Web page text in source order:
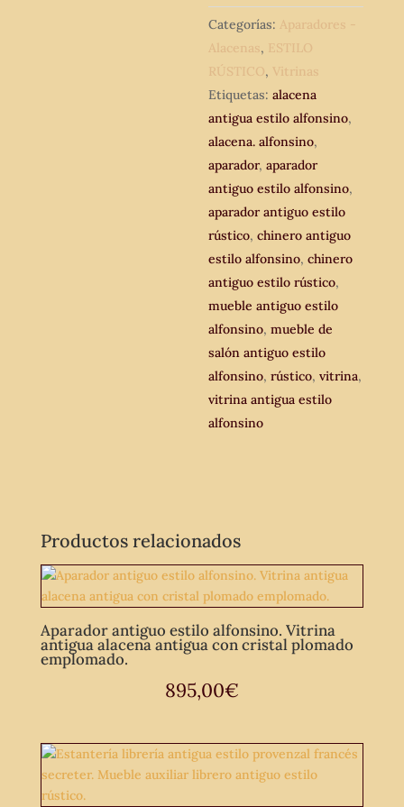
antiguo,
alacena
vitrina
antigua.
cantidad
Categorías: Aparadores -
Alacenas, ESTILO
RÚSTICO, Vitrinas
Etiquetas:alacena
antigua estilo alfonsino,
alacena. alfonsino,
aparador,aparador
antiguo estilo alfonsino,
aparador antiguo estilo
rústico,chinero antiguo
estilo alfonsino,chinero
antiguo estilo rústico,
mueble antiguo estilo
alfonsino,mueble de
salón antiguo estilo
alfonsino,rústico,vitrina,
vitrina antigua estilo
alfonsino
Productos relacionados
Aparador antiguo estilo alfonsino. Vitrina
antigua alacena antigua con cristal plomado
emplomado.
895,00€